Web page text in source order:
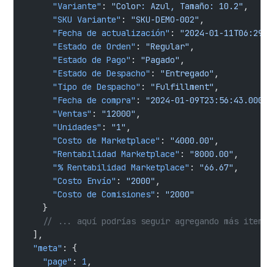
      "Variante"
: "Color: Azul, Tamaño: 10.2" ,
      "SKU Variante"
: "SKU-DEMO-002" ,
      "Fecha de actualización"
: "2024-01-
      "Estado de Orden"
: "Regular" ,
      "Estado de Pago"
: "Pagado" ,
      "Estado de Despacho"
: "Entregado" ,
      "Tipo de Despacho"
: "Fulfillment" ,
      "Fecha de compra"
: "2024-01-09T23:56:43.000"
      "Ventas"
: "12000" ,
      "Unidades"
: "1" ,
      "Costo de Marketplace"
: "4000.00" ,
      "Rentabilidad Marketplace"
: "8000.00" ,
      "% Rentabilidad Marketplace"
: "66.67" ,
      "Costo Envío"
: "2000" ,
      "Costo de Comisiones"
: "2000"
    }
// ... aquí podrías seguir agregando más items
  ],
  "meta"
: {
    "page"
: 1 ,